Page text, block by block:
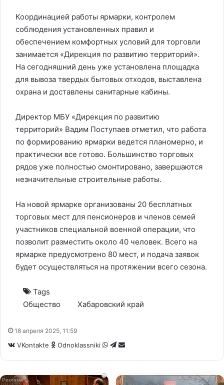
Координацией работы ярмарки, контролем
соблюдения установленных правил и
обеспечением комфортных условий для торговли
занимается «Дирекция по развитию территорий».
На сегодняшний день уже установлена площадка
для вывоза твердых бытовых отходов, выставлена
охрана и доставлены санитарные кабины.
Директор МБУ «Дирекция по развитию
территорий» Вадим Поступаев отметил, что работа
по формированию ярмарки ведется планомерно, и
практически все готово. Большинство торговых
рядов уже полностью смонтировано, завершаются
незначительные строительные работы.
На новой ярмарке организованы 20 бесплатных
торговых мест для пенсионеров и членов семей
участников специальной военной операции, что
позволит разместить около 40 человек. Всего на
ярмарке предусмотрено 80 мест, и подача заявок
будет осуществляться на протяжении всего сезона.
Tags
Общество
Хабаровский край
18 апреля 2025, 11:59
VKontakte Odnoklassniki WhatsApp
Telegram
Share
i